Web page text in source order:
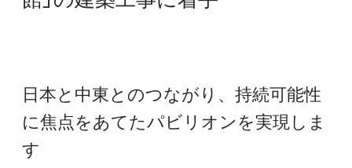
日本と中東とのつながり、持続可能性
に焦点をあてたパビリオンを実現しま
す